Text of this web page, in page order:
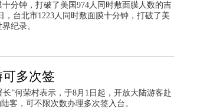
分钟，打破了美国974人同时敷面膜人数的吉
台北市1223人同时敷面膜十分钟，打破了美
纪录。
多次签
”何荣村表示，于8月1日起，开放大陆游客赴
客，可不限次数办理多次签入台。